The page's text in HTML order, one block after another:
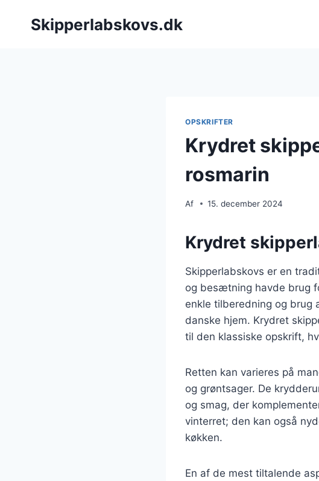
Skipperlabskovs.dk
OPSKRIFTER
Krydret
rosmarin
Af 15. december 2024
Krydret
Skipperlabskovs er en
og besætning havde brug
enkle tilberedning og brug
danske hjem. Krydret
til den klassiske opskrift,
Retten kan varieres på
og grøntsager. De
og smag, der
vinterret; den kan også
køkken.
En af de mest tiltalende